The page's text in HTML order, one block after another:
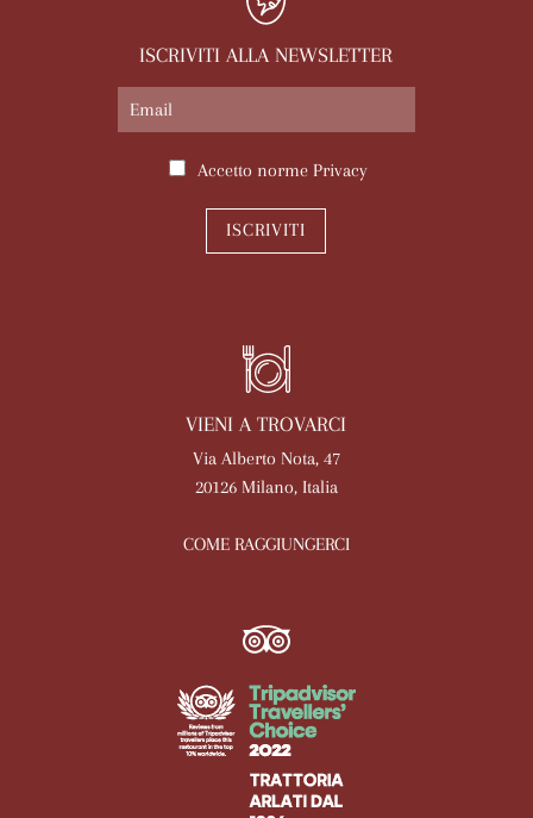
ISCRIVITI ALLA NEWSLETTER
Accetto norme Privacy
ISCRIVITI
VIENI A TROVARCI
Via Alberto Nota, 47
20126 Milano, Italia
COME RAGGIUNGERCI